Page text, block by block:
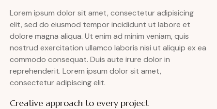
Lorem ipsum dolor sit amet, consectetur adipisicing
elit, sed do eiusmod tempor incididunt ut labore et
dolore magna aliqua. Ut enim ad minim veniam, quis
nostrud exercitation ullamco laboris nisi ut aliquip ex ea
commodo consequat. Duis aute irure dolor in
reprehenderit. Lorem ipsum dolor sit amet,
consectetur adipiscing elit.
Creative approach to every project